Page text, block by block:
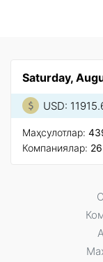
Saturday,
USD:
Маҳсулотлар:
Компаниялар: